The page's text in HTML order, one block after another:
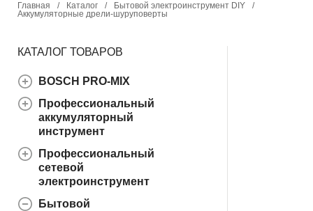
Главная / Каталог / Бытовой электроинструмент DIY
/
Аккумуляторные дрели-шуруповерты
КАТАЛОГ ТОВАРОВ
BOSCH PRO-MIX
Профессиональный
аккумуляторный
инструмент
Профессиональный
сетевой
электроинструмент
Бытовой